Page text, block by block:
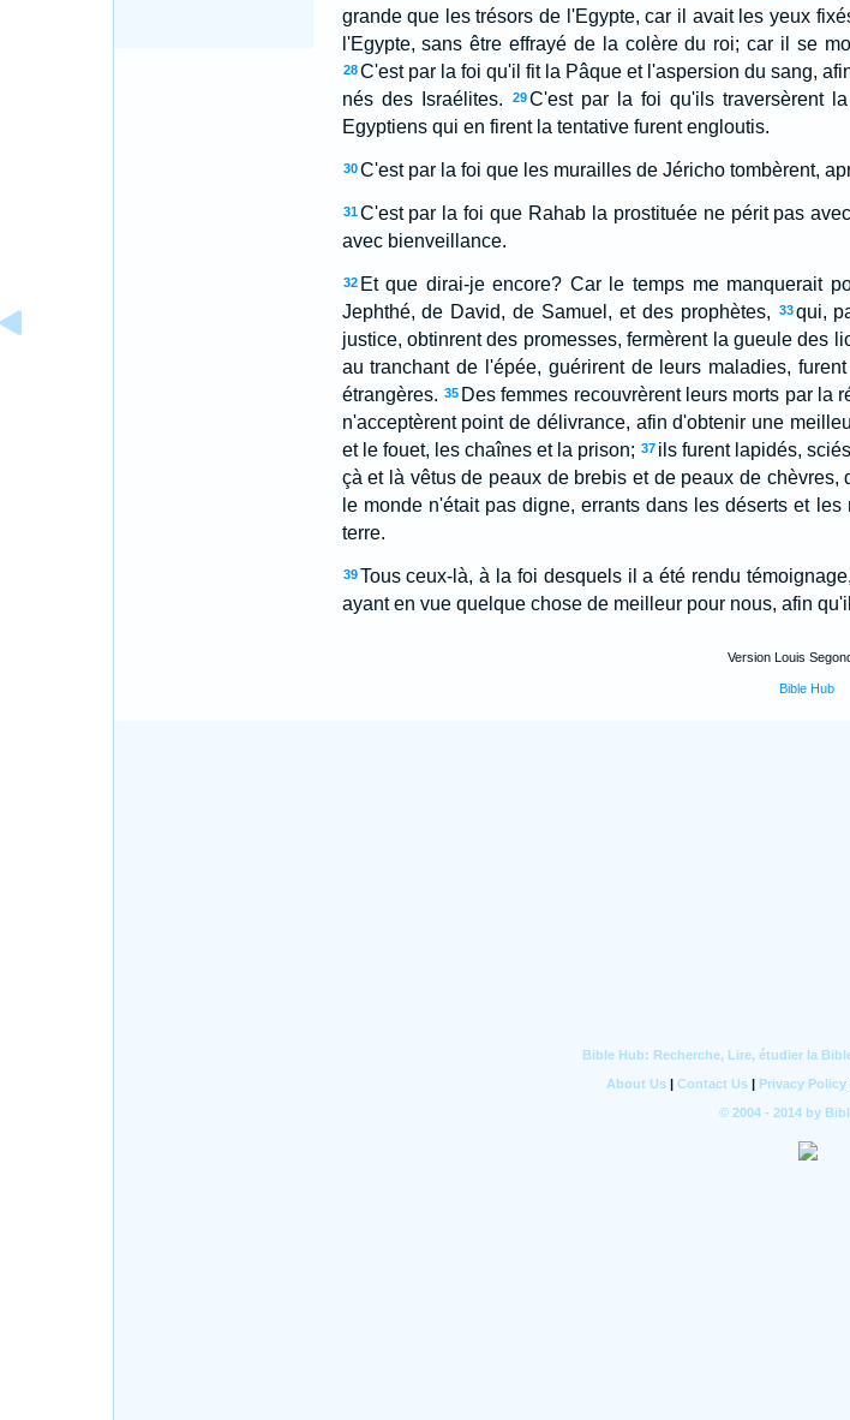
grande que les trésors de l'Egypte, car il avait les yeux
l'Egypte, sans être effrayé de la colère du roi; car il se
28 C'est par la foi qu'il fit la Pâque et l'aspersion du sang,
nés des Israélites.
29 C'est par la foi qu'ils traversèrent
Egyptiens qui en firent la tentative furent engloutis.
30 C'est par la foi que les murailles de Jéricho tombèrent,
31 C'est par la foi que Rahab la prostituée ne périt pas
avec bienveillance.
32 Et que dirai-je encore? Car le temps me manquerait
Jephthé, de David, de Samuel, et des prophètes,
33 qui,
justice, obtinrent des promesses, fermèrent la gueule des
au tranchant de l'épée, guérirent de leurs maladies,
étrangères. 35 Des femmes recouvrèrent leurs morts par la
n'acceptèrent point de délivrance, afin d'obtenir une
et le fouet, les chaînes et la prison; 37 ils furent lapidés,
çà et là vêtus de peaux de brebis et de peaux de chèvres,
le monde n'était pas digne, errants dans les déserts et
terre.
39 Tous ceux-là, à la foi desquels il a été rendu
ayant en vue quelque chose de meilleur pour nous, afin
Version Louis
Bible Hub